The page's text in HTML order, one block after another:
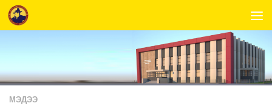
Skip to content
МЭДЭЭ